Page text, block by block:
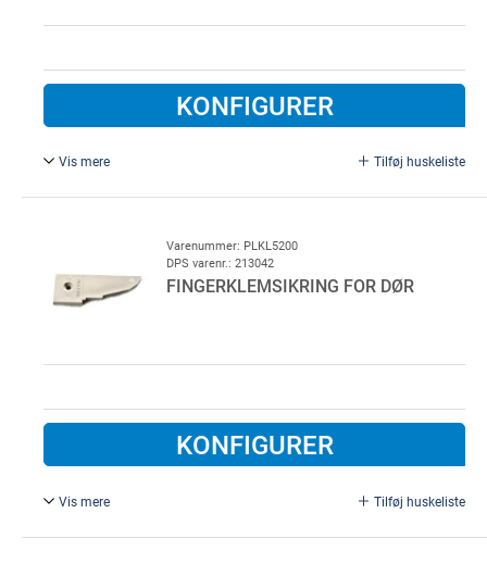
KONFIGURER
Vis mere Tilføj huskeliste
For højrehængt dør.
Varenummer: PLKL5200
DPS varenr.: 213042
FINGERKLEMSIKRING FOR DØR
KONFIGURER
Vis mere Tilføj huskeliste
1 stk pr. sektion, Plast